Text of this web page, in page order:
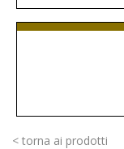
< torna ai prodotti